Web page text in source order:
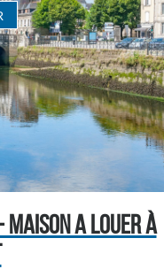
MAISON A LOUER À